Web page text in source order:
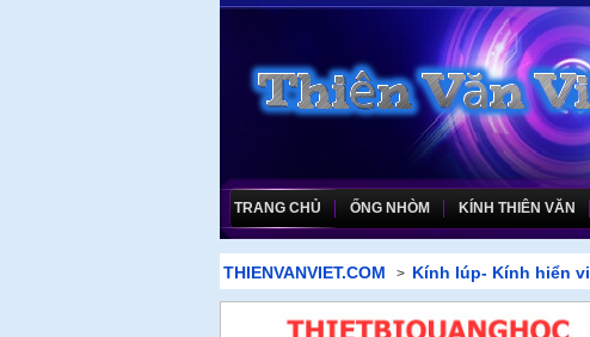
TRANG CHỦ ỐNG NHÒM KÍNH THIÊN VĂN
THIENVANVIET.COM > Kính lúp- Kính hiển vi